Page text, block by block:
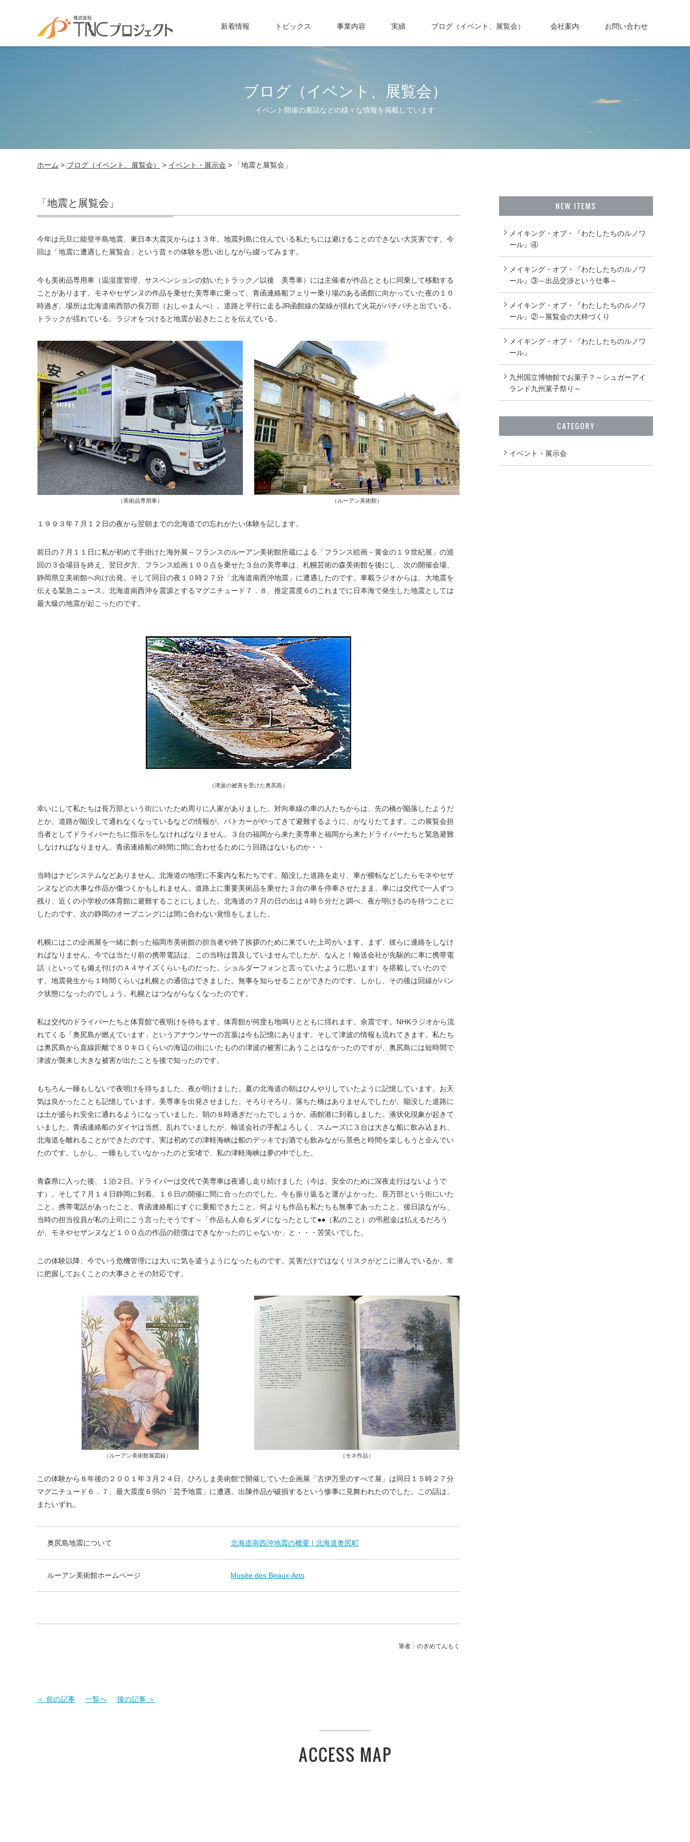
新着情報 トピックス 事業内容 実績 ブログ（イベント、展覧会） 会社案内 お問い合わせ
ブログ（イベント、展覧会）
イベント開催の裏話などの様々な情報を掲載しています
ホーム > ブログ（イベント、展覧会） > イベント・展示会 > 「地震と展覧会」
「地震と展覧会」
今年は元旦に能登半島地震、東日本大震災からは１３年。地震列島に住んでいる私たちには避けることのできない大災害です。今
回は「地震に遭遇した展覧会」という昔々の体験を思い出しながら綴ってみます。
今も美術品専用車（温湿度管理、サスペンションの効いたトラック／以後 美専車）には主催者が作品とともに同乗して移動する
ことがあります。モネやセザンヌの作品を乗せた美専車に乗って、青函連絡船フェリー乗り場のある函館に向かっていた夜の１０
時過ぎ。場所は北海道南西部の長万部（おしゃまんべ）。道路と平行に走るJR函館線の架線が揺れて火花がパチパチと出ている。
トラックが揺れている。ラジオをつけると地震が起きたことを伝えている。
（美術品専用車） （ルーアン美術館）
１９９３年７月１２日の夜から翌朝までの北海道での忘れがたい体験を記します。
前日の７月１１日に私が初めて手掛けた海外展～フランスのルーアン美術館所蔵による「フランス絵画－黄金の１９世紀展」の巡
回の３会場目を終え、翌日夕方、フランス絵画１００点を乗せた３台の美専車は、札幌芸術の森美術館を後にし、次の開催会場、
静岡県立美術館へ向け出発。そして同日の夜１０時２７分「北海道南西沖地震」に遭遇したのです。車載ラジオからは、大地震を
伝える緊急ニュース。北海道南西沖を震源とするマグニチュード７．８、推定震度６のこれまでに日本海で発生した地震としては
最大級の地震が起こったのです。
（津波の被害を受けた奥尻島）
幸いにして私たちは長万部という街にいたため周りに人家がありました。対向車線の車の人たちからは、先の橋が陥落したようだ
とか、道路が陥没して通れなくなっているなどの情報が。パトカーがやってきて避難するように、がなりたてます。この展覧会担
当者としてドライバーたちに指示をしなければなりません。３台の福岡から来た美専車と福岡から来たドライバーたちと緊急避難
しなければなりません。青函連絡船の時間に間に合わせるためにう回路はないものか・・
当時はナビシステムなどありません。北海道の地理に不案内な私たちです。陥没した道路を走り、車が横転などしたらモネやセザ
ンヌなどの大事な作品が傷つくかもしれません。道路上に重要美術品を乗せた３台の車を停車させたまま、車には交代で一人ずつ
残り、近くの小学校の体育館に避難することにしました。北海道の７月の日の出は４時５分だと調べ、夜が明けるのを待つことに
したのです。次の静岡のオープニングには間に合わない覚悟をしました。
札幌にはこの企画展を一緒に創った福岡市美術館の担当者や終了挨拶のために来ていた上司がいます。まず、彼らに連絡をしなけ
ればなりません。今では当たり前の携帯電話は、この当時は普及していませんでしたが、なんと！輸送会社が先駆的に車に携帯電
話（といっても備え付けのＡ４サイズくらいものだった。ショルダーフォンと言っていたように思います）を搭載していたので
す。地震発生から１時間くらいは札幌との通信はできました。無事を知らせることができたのです。しかし、その後は回線がパン
ク状態になったのでしょう。札幌とはつながらなくなったのです。
私は交代のドライバーたちと体育館で夜明けを待ちます。体育館が何度も地鳴りとともに揺れます。余震です。NHKラジオから流
れてくる「奥尻島が燃えています」というアナウンサーの言葉は今も記憶にあります。そして津波の情報も流れてきます。私たち
は奥尻島から直線距離で８０キロくらいの海辺の街にいたものの津波の被害にあうことはなかったのですが、奥尻島には短時間で
津波が襲来し大きな被害が出たことを後で知ったのです。
もちろん一睡もしないで夜明けを待ちました。夜が明けました。夏の北海道の朝はひんやりしていたように記憶しています。お天
気は良かったことも記憶しています。美専車を出発させました。そろりそろり。落ちた橋はありませんでしたが、陥没した道路に
は土が盛られ安全に通れるようになっていました。朝の８時過ぎだったでしょうか。函館港に到着しました。液状化現象が起きて
いました。青函連絡船のダイヤは当然、乱れていましたが、輸送会社の手配よろしく、スムーズに３台は大きな船に飲み込まれ、
北海道を離れることができたのです。実は初めての津軽海峡は船のデッキでお酒でも飲みながら景色と時間を楽しもうと企んでい
たのです。しかし、一睡もしていなかったのと安堵で、私の津軽海峡は夢の中でした。
青森県に入った後、１泊２日。ドライバーは交代で美専車は夜通し走り続けました（今は、安全のために深夜走行はないようで
す）。そして７月１４日静岡に到着。１６日の開催に間に合ったのでした。今も振り返ると運がよかった。長万部という街にいた
こと。携帯電話があったこと。青函連絡船にすぐに乗船できたこと。何よりも作品も私たちも無事であったこと。後日談ながら、
当時の担当役員が私の上司にこう言ったそうです～「作品も人命もダメになったとして●●（私のこと）の弔慰金は払えるだろう
が、モネやセザンヌなど１００点の作品の賠償はできなかったのじゃないか」と・・・苦笑いでした。
この体験以降、今でいう危機管理には大いに気を遣うようになったものです。災害だけではなくリスクがどこに潜んでいるか。常
に把握しておくことの大事さとその対応です。
（ルーアン美術館展図録） （モネ作品）
この体験から８年後の２００１年３月２４日、ひろしま美術館で開催していた企画展「古伊万里のすべて展」は同日１５時２７分
マグニチュード６．７、最大震度６弱の「芸予地震」に遭遇。出陳作品が破損するという惨事に見舞われたのでした。この話は、
またいずれ。
奥尻島地震について 北海道南西沖地震の概要 | 北海道奥尻町
ルーアン美術館ホームページ Musée des Beaux-Arts
筆者：のぎめてんもく
＜ 前の記事 一覧へ 後の記事 ＞
NEW ITEMS
メイキング・オブ・『わたしたちのルノワ
ール』④
メイキング・オブ・『わたしたちのルノワ
ール』③～出品交渉という仕事～
メイキング・オブ・『わたしたちのルノワ
ール』②～展覧会の大枠づくり
メイキング・オブ・『わたしたちのルノワ
ール』
九州国立博物館でお菓子？～シュガーアイ
ランド九州菓子祭り～
CATEGORY
イベント・展示会
ACCESS MAP